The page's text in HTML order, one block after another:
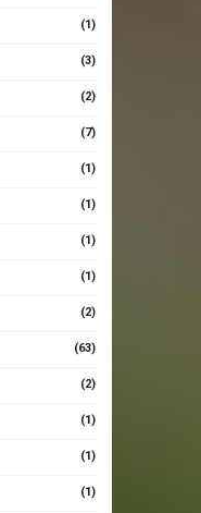
(1)
(3)
(2)
(7)
(1)
(1)
(1)
(1)
(2)
(63)
(2)
(1)
(1)
(1)